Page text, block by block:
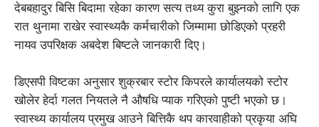
देबबहादुर बिसि बिदामा रहेका कारण सत्य तथ्य कुरा बुझ्नको लागि एक
रात थुनामा राखेर स्वास्थ्यकै कर्मचारीको जिम्मामा छोडिएको प्रहरी
नायव उपरिक्षक अबदेश बिष्टले जानकारी दिए।
डिएसपी विष्टका अनुसार शुक्रबार स्टोर किपरले कार्यालयको स्टोर
खोलेर हेर्दा गलत नियतले नै औषधि प्याक गरिएको पुष्टी भएको छ।
स्वास्थ्य कार्यालय प्रमुख आउने बित्तिकै थप कारवाहीको प्रकृया अघि